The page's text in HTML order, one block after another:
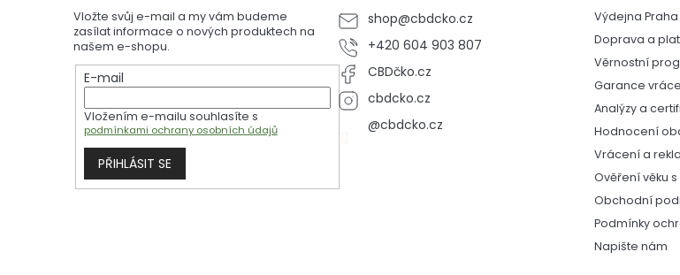
Vložte svůj e-mail a my vám budeme
zasílat informace o nových produktech na
našem e-shopu.
E-mail
Vložením e-mailu souhlasíte s
podmínkami ochrany osobních údajů
PŘIHLÁSIT SE
shop@cbdcko.cz
+420 604 903 807
CBDčko.cz
cbdcko.cz
@cbdcko.cz
Výdejna Praha
Doprava a
Věrnostní
Garance
Analýzy a
Hodnocení
Vrácení a
Ověření věku s
Obchodní
Podmínky
Napište nám